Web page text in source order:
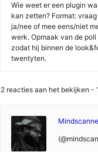
Wie weet er een plugin
kan zetten? Format:
ja/nee of mee eens/niet
werk. Opmaak van de
zodat hij binnen de
twentyten.
2 reacties aan het bekijken -